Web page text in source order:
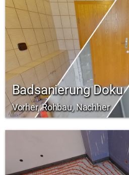
Badsanierung Doku
Vorher, Rohbau, Nachher